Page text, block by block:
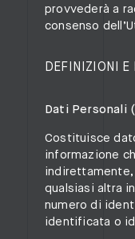
provvederà a
consenso
DEFINIZIONI E
Dati Personali
Costituisce
informazione
indirettamente,
qualsiasi altra
numero di
identificata o